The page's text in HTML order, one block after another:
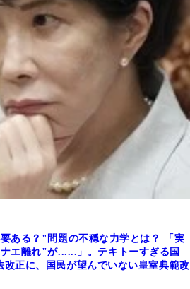
ある？"問題の不穏な力学とは？ 「実
エ離れ"が......」。テキトーすぎる国
改正に、国民が望んでいない皇室典範改